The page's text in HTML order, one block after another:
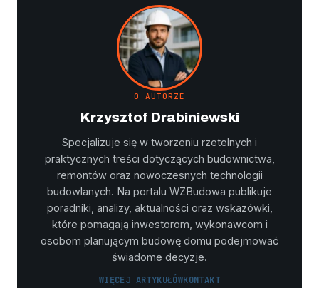
O AUTORZE
Krzysztof Drabiniewski
Specjalizuje się w tworzeniu rzetelnych i
praktycznych treści dotyczących budownictwa,
remontów oraz nowoczesnych technologii
budowlanych. Na portalu WZBudowa publikuje
poradniki, analizy, aktualności oraz wskazówki,
które pomagają inwestorom, wykonawcom i
osobom planującym budowę domu podejmować
świadome decyzje.
WIĘCEJ ARTYKUŁÓWKONTAKT